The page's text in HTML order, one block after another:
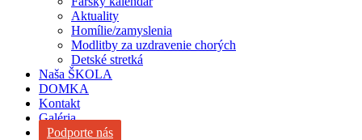
menu
Aktuality
Homílie/zamyslenia
Modlitby za uzdravenie chorých
Detské stretká
Naša ŠKOLA
DOMKA
Kontakt
Galéria
Podporte nás